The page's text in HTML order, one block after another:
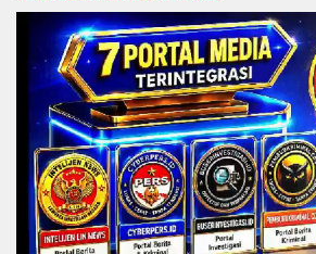
Video
Player